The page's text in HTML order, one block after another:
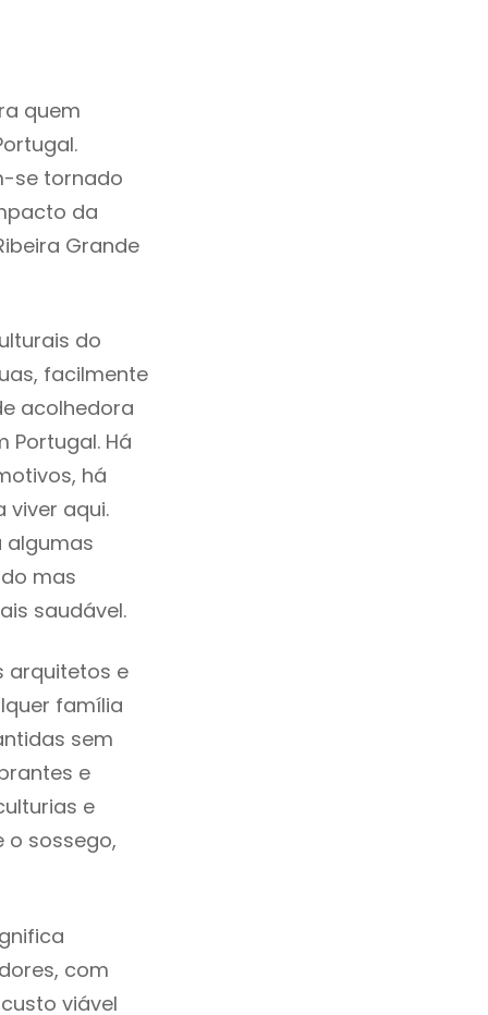
quem
se tornado
da
Grande
do
facilmente
acolhedora
Portugal. Há
há
aqui.
algumas
mas
saudável.
arquitetos e
família
sem
e
e
o sossego,
com
viável